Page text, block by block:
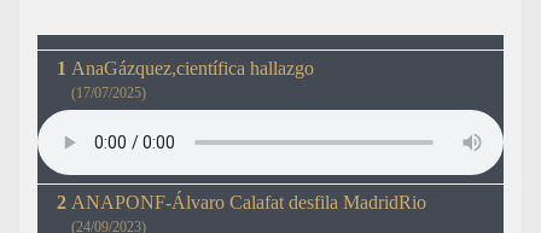
AnaGázquez,científica hallazgo
(17/07/2025)
ANAPONF-Álvaro Calafat desfila MadridRio
(24/09/2023)